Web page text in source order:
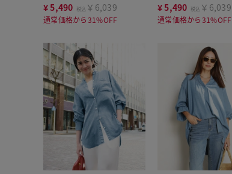
¥5,490 税込 ￥6,039
通常価格から31%OFF
¥5,490 税込 ￥6,039
通常価格から31%OFF